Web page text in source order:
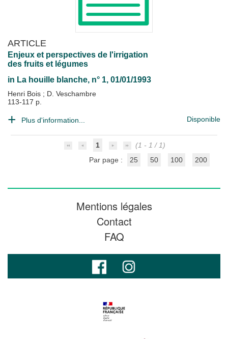
ARTICLE
Enjeux et perspectives de l'irrigation
des fruits et légumes
in La houille blanche, n° 1, 01/01/1993
Henri Bois ; D. Veschambre
113-117 p.
Plus d'information... Disponible
1
(1 - 1 / 1)
Par page :
25 50 100 200
Mentions légales
Contact
FAQ